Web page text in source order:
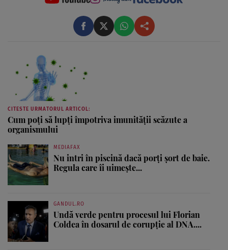
CITESTE URMATORUL ARTICOL:
Cum poţi să lupţi împotriva imunităţii scăzute a
organismului
MEDIAFAX
Nu intri în piscină dacă porți șort de baie.
Regula care îi uimește...
GANDUL.RO
Undă verde pentru procesul lui Florian
Coldea în dosarul de corupție al DNA....